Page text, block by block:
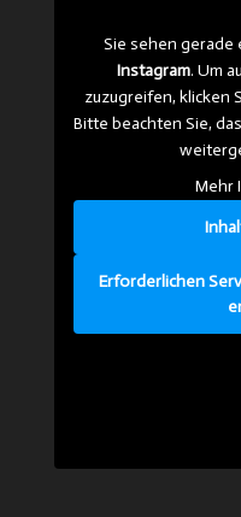
Sie sehen gerade
Instagram. Um
zuzugreifen, klicken
Bitte beachten Sie,
Mehr
Erforderlichen